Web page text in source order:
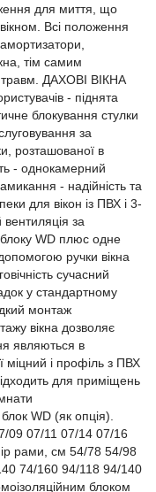
для миття, що
Всі положення
амортизатори,
тім самим
травм. ДАХОВІ ВІКНА
- піднята
блокування стулки
за
розташованої в
- однокамерний
- надійність та
для вікон із ПВХ і 3-
за
WD плюс одне
ручки вікна
сучасний
у стандартному
монтаж
вікна дозволяє
являються в
міцний і профіль з ПВХ
для приміщень
WD (як опція).
09 07/11 07/14 07/16
рами, см 54/78 54/98
74/160 94/118 94/140
блоком